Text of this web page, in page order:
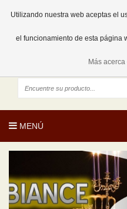
ES
EUR
MENÚ
Utilizando nuestra web aceptas el
el funcionamiento de esta página
Más